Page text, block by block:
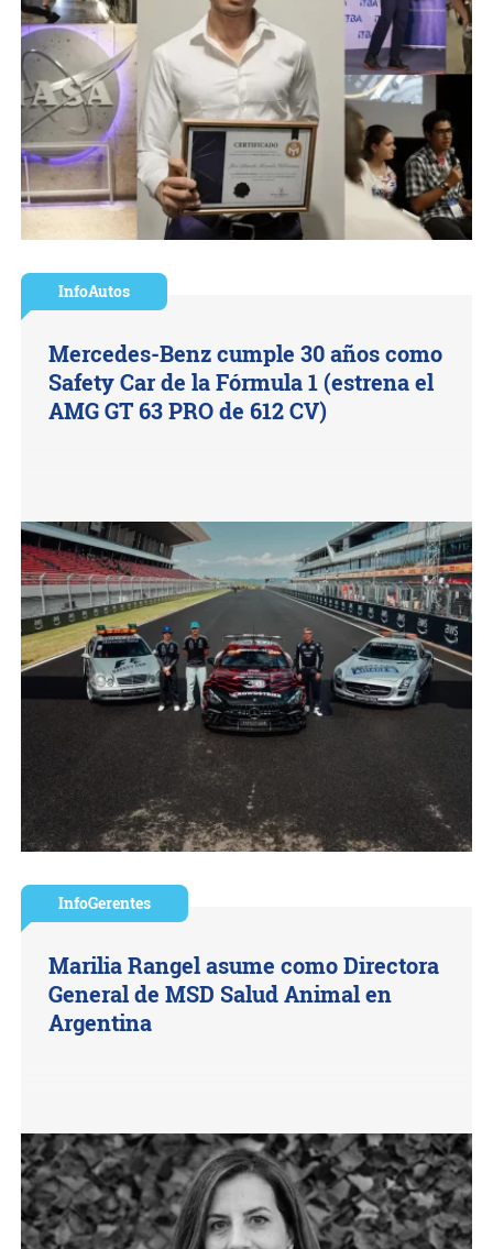
InfoAutos
Mercedes-Benz cumple 30 años como
Safety Car de la Fórmula 1 (estrena el
AMG GT 63 PRO de 612 CV)
InfoGerentes
Marilia Rangel asume como Directora
General de MSD Salud Animal en
Argentina